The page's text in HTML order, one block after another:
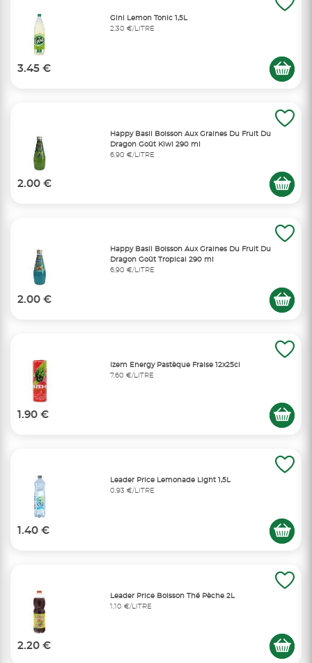
Gini Lemon Tonic 1,5L
2,30 €/LITRE
3.45 €
Happy Basil Boisson Aux Graines Du Fruit Du
Dragon Goût Kiwi 290 ml
6,90 €/LITRE
2.00 €
Happy Basil Boisson Aux Graines Du Fruit Du
Dragon Goût Tropical 290 ml
6,90 €/LITRE
2.00 €
Izem Energy Pastèque Fraise 12x25cl
7,60 €/LITRE
1.90 €
Leader Price Lemonade Light 1,5L
0,93 €/LITRE
1.40 €
Leader Price Boisson Thé Pèche 2L
1,10 €/LITRE
2.20 €